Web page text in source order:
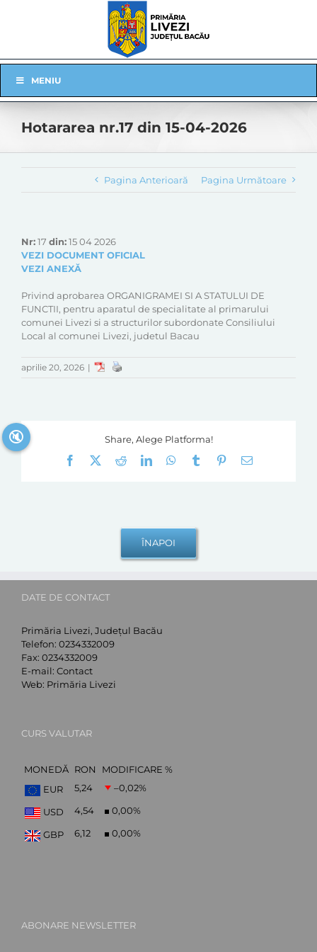
Navigation
MENIU
Hotararea nr.17 din 15-04-2026
Pagina Anterioară Pagina Următoare
Nr:17 din:15 04 2026
VEZI DOCUMENT OFICIAL
VEZI ANEXĂ
Privind aprobarea ORGANIGRAMEI SI A STATULUI DE
FUNCTII, pentru aparatul de specialitate al primarului
comunei Livezi si a structurilor subordonate Consiliului
Local al comunei Livezi, judetul Bacau
aprilie 20, 2026 |
Share, Alege Platforma!
Facebook
RedditLinkedInWhatsApp
Tumblr Pinterest
E-
DATE DE CONTACT
Primăria Livezi, Județul Bacău
Telefon: 0234332009
Fax: 0234332009
E-mail: Contact
Web: Primăria Livezi
CURS VALUTAR
MONEDĂ RON
MODIFICARE %
EUR
5,24 –0,02%
USD 4,54 0,00%
GBP 6,12 0,00%
ABONARE NEWSLETTER
🔇